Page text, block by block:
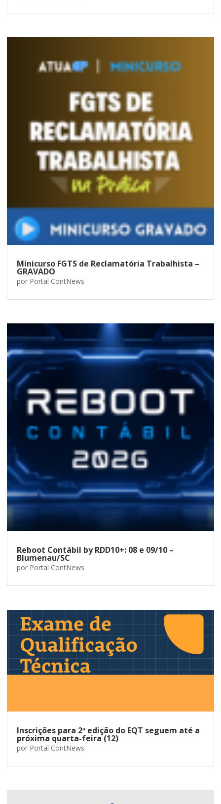
Minicurso FGTS de Reclamatória Trabalhista –
GRAVADO
por Portal ContNews
Reboot Contábil by RDD10+: 08 e 09/10 –
Blumenau/SC
por Portal ContNews
Inscrições para 2ª edição do EQT seguem até a
próxima quarta-feira (12)
por Portal ContNews